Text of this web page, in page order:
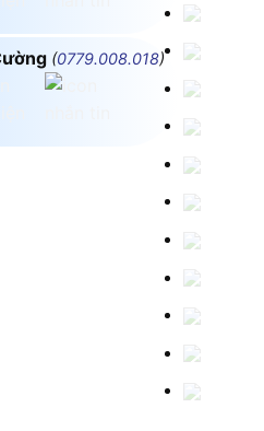
(0779.008.018)